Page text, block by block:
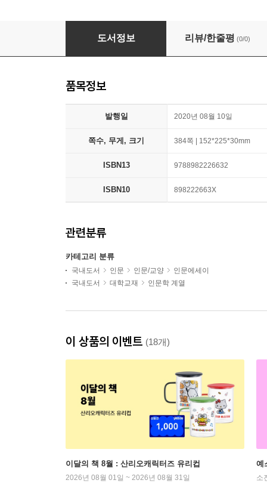
현대 문명의 전환
도서정보 리뷰/한줄평 (0/0)
품목정보
발행일 2020년 08월 10일
쪽수, 무게, 크기 384쪽 | 152*225*30mm
ISBN13 9788982226632
ISBN10 898222663X
관련분류
카테고리 분류
국내도서 인문 인문/교양
인문에세이
국내도서
대학교재 인문학 계열
이 상품의 이벤트 (18개)
이달의 책 8월 : 산리오캐릭터즈 유리컵
2026년 08월 01일 ~ 2026년 08월 31일
예
소